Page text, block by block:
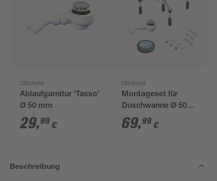
Ottofond
Ablaufgarnitur 'Tasso'
Ø 50 mm
29,99 €
Ottofond
Montageset für
Duschwanne Ø 50
mm
69,99 €
Beschreibung